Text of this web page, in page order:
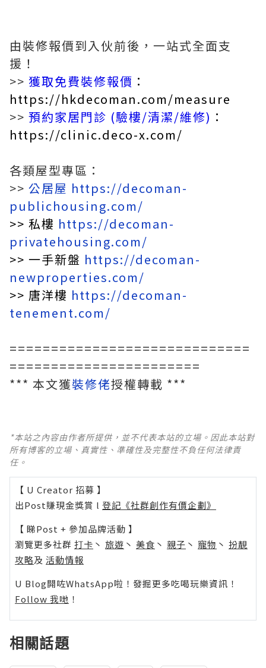
由裝修報價到入伙前後，一站式全面支
援！
>> 獲取免費裝修報價 ：
https://hkdecoman.com/measure
>> 預約家居門診 (驗樓/清潔/維修) ：
https://clinic.deco-x.com/
各類屋型專區：
>> 公居屋 https://decoman-
publichousing.com/
>> 私樓 https://decoman-
privatehousing.com/
>> 一手新盤 https://decoman-
newproperties.com/
>> 唐洋樓 https://decoman-
tenement.com/
=============================
=======================
*** 本文獲裝修佬授權轉載 ***
*本站之內容由作者所提供，並不代表本站的立場。因此本站對
所有博客的立場、真實性、準確性及完整性不負任何法律責
任。
【 U Creator 招募 】
出Post賺現金獎賞 l 登記《社群創作有價企劃》
【 睇Post + 參加品牌活動 】
瀏覽更多社群 打卡 丶 旅遊 丶 美食 丶 親子 丶 寵物 丶 扮靚
攻略及 活動情報
U Blog開咗WhatsApp啦！發掘更多吃喝玩樂資訊！
Follow 我哋 ！
相關話題